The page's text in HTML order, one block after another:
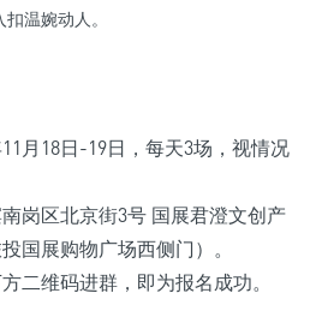
温婉动人。
11月18日-19日，每天3场，视情况
南岗区北京街3号 国展君澄文创产
国展购物广场西侧门）。
方二维码进群，即为报名成功。